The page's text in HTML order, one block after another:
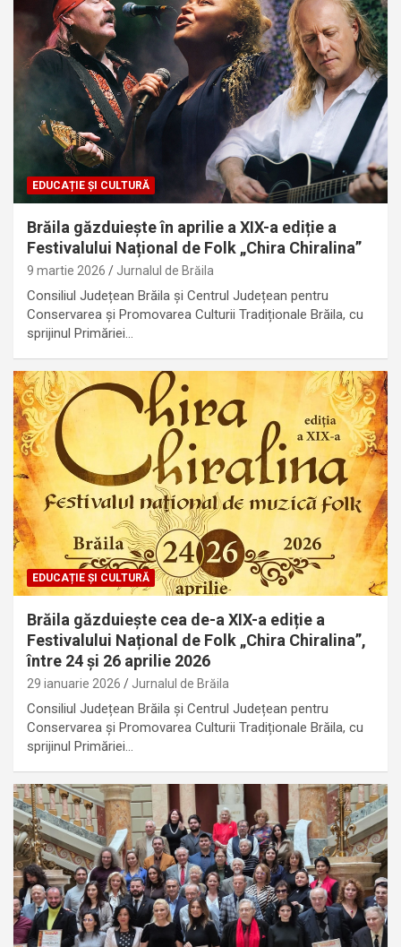
EDUCAȚIE ȘI CULTURĂ
Brăila găzduiește în aprilie a XIX-a ediție a
Festivalului Național de Folk „Chira Chiralina”
9 martie 2026 Jurnalul de Brăila
Consiliul Județean Brăila și Centrul Județean pentru
Conservarea și Promovarea Culturii Tradiționale Brăila, cu
sprijinul Primăriei…
EDUCAȚIE ȘI CULTURĂ
Brăila găzduiește cea de-a XIX-a ediție a
Festivalului Național de Folk „Chira Chiralina”,
între 24 și 26 aprilie 2026
29 ianuarie 2026 Jurnalul de Brăila
Consiliul Județean Brăila și Centrul Județean pentru
Conservarea și Promovarea Culturii Tradiționale Brăila, cu
sprijinul Primăriei…